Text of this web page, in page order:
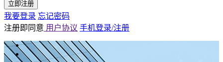
立即注册
我要登录 忘记密码
注册即同意 用户协议 手机登录/注册